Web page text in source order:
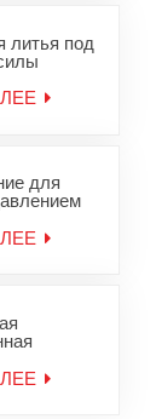
литья под
для
колес